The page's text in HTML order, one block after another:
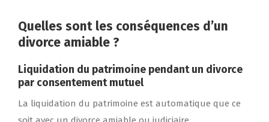
Quelles sont les conséquences d’un
divorce amiable ?
Liquidation du patrimoine pendant un divorce
par consentement mutuel
La liquidation du patrimoine est automatique que ce